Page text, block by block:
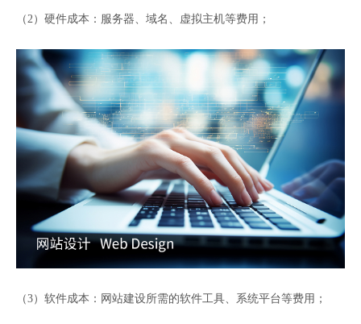
（2）硬件成本：服务器、域名、虚拟主机等费用；
（3）软件成本：网站建设所需的软件工具、系统平台等费用；